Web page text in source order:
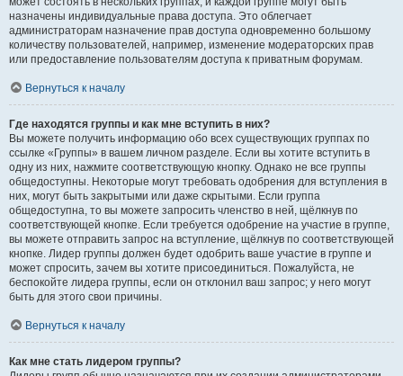
назначены индивидуальные права доступа. Это облегчает
администраторам назначение прав доступа одновременно большому
количеству пользователей, например, изменение модераторских прав
или предоставление пользователям доступа к приватным форумам.
Вернуться к началу
Где находятся группы и как мне вступить в них?
Вы можете получить информацию обо всех существующих группах по
ссылке «Группы» в вашем личном разделе. Если вы хотите вступить в
одну из них, нажмите соответствующую кнопку. Однако не все группы
общедоступны. Некоторые могут требовать одобрения для вступления в
них, могут быть закрытыми или даже скрытыми. Если группа
общедоступна, то вы можете запросить членство в ней, щёлкнув по
соответствующей кнопке. Если требуется одобрение на участие в группе,
вы можете отправить запрос на вступление, щёлкнув по соответствующей
кнопке. Лидер группы должен будет одобрить ваше участие в группе и
может спросить, зачем вы хотите присоединиться. Пожалуйста, не
беспокойте лидера группы, если он отклонил ваш запрос; у него могут
быть для этого свои причины.
Вернуться к началу
Как мне стать лидером группы?